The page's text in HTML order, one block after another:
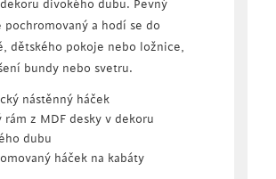
divokého dubu. Pevný
pochromovaný a hodí se do
dětského pokoje nebo ložnice,
bundy nebo svetru.
nástěnný háček
rám z MDF desky v dekoru
dubu
háček na kabáty